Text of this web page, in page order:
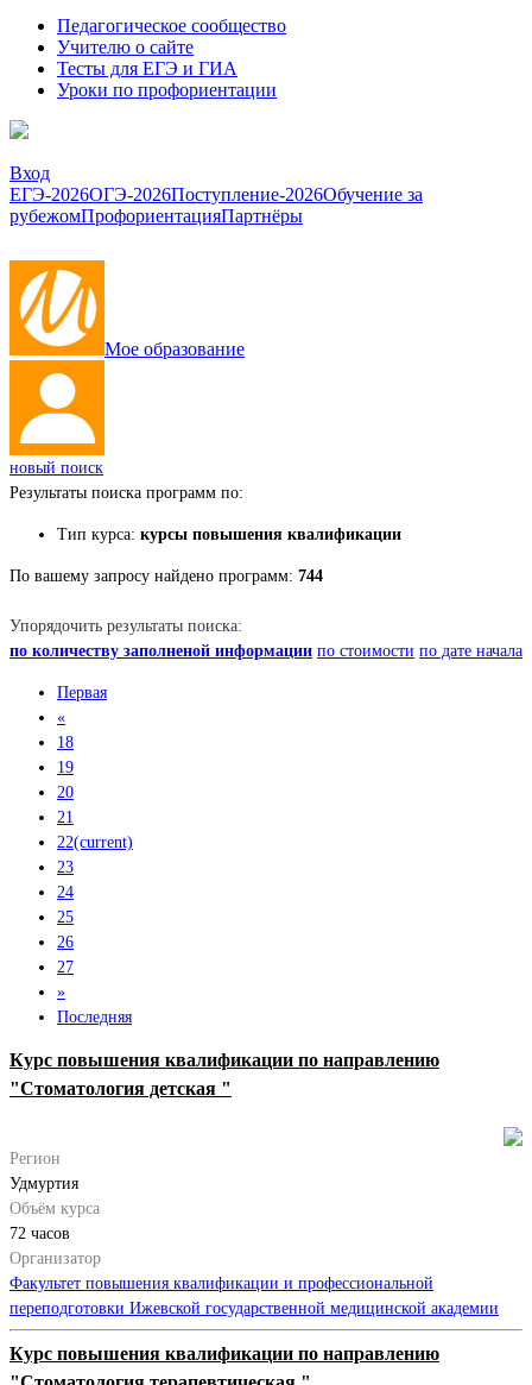
Педагогическое сообщество
Учителю о сайте
Тесты для ЕГЭ и ГИА
Уроки по профориентации
Вход
ЕГЭ-2026ОГЭ-2026Поступление-2026Обучение за
рубежомПрофориентацияПартнёры
Мое образование
новый поиск
Результаты поиска программ по:
Тип курса: курсы повышения квалификации
По вашему запросу найдено программ: 744
Упорядочить результаты поиска:
по количеству заполненой информации по стоимости по дате начала
Первая
«
18
19
20
21
22(current)
23
24
25
26
27
»
Последняя
Курс повышения квалификации по направлению
"Стоматология детская "
Регион
Удмуртия
Объём курса
72 часов
Организатор
Факультет повышения квалификации и профессиональной
переподготовки Ижевской государственной медицинской академии
Курс повышения квалификации по направлению